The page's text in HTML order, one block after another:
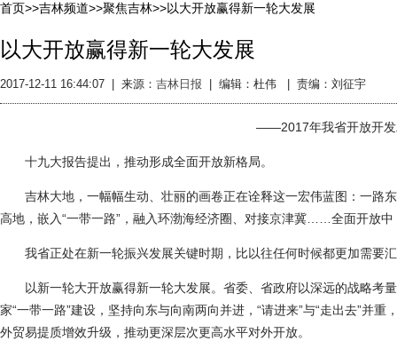
首页>>吉林频道>>聚焦吉林>>以大开放赢得新一轮大发展
以大开放赢得新一轮大发展
2017-12-11 16:44:07 来源： 吉林日报 编辑：杜伟 | 责编：刘征宇
——2017年我省开放开发
十九大报告提出，推动形成全面开放新格局。
吉林大地，一幅幅生动、壮丽的画卷正在诠释这一宏伟蓝图：一路
高地，嵌入“一带一路”，融入环渤海经济圈、对接京津冀……全面开放
我省正处在新一轮振兴发展关键时期，比以往任何时候都更加需要
以新一轮大开放赢得新一轮大发展。省委、省政府以深远的战略考
家“一带一路”建设，坚持向东与向南两向并进，“请进来”与“走出去”并
外贸易提质增效升级，推动更深层次更高水平对外开放。